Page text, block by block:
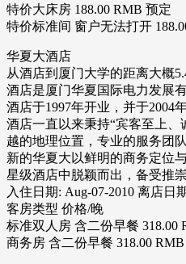
特价大床房 188.00 RMB 预定
特价标准间 窗户无法打开
华夏大酒店
从酒店到厦门大学的距离大概
酒店是厦门华夏国际电力发展
酒店于1997年开业，并于2004
酒店一直以来秉持“宾客至上
越的地理位置，专业的服务团
新的华夏大以鲜明的商务定位
星级酒店中脱颖而出，备受推崇
入住日期: Aug-07-2010 离店日
客房类型 价格/晚
标准双人房 含二份早餐 318.00
商务房 含二份早餐 318.00